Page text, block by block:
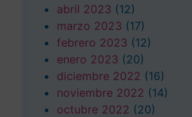
abril 2023 (12)
marzo 2023 (17)
febrero 2023 (12)
enero 2023 (20)
diciembre 2022 (16)
noviembre 2022 (14)
octubre 2022 (20)